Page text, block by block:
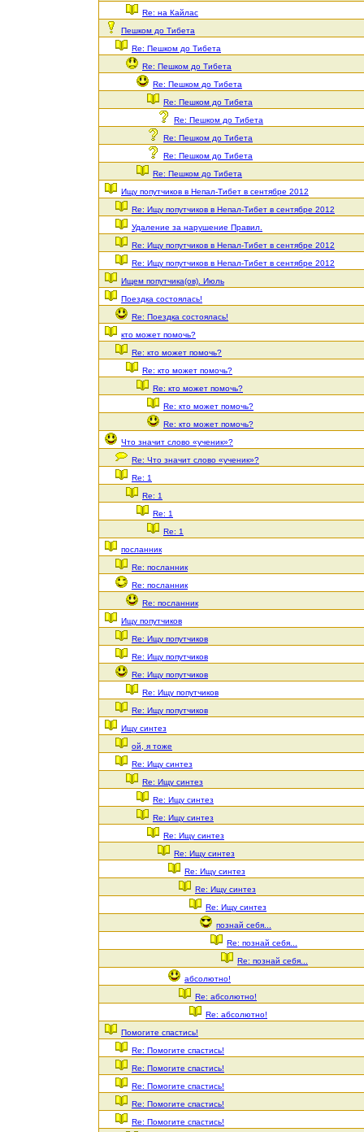
Re: на Кайлас
Пешком до Тибета
Re: Пешком до Тибета
Re: Пешком до Тибета
Re: Пешком до Тибета
Re: Пешком до Тибета
Re: Пешком до Тибета
Re: Пешком до Тибета
Re: Пешком до Тибета
Re: Пешком до Тибета
Ищу попутчиков в Непал-Тибет в сентябре 2012
Re: Ищу попутчиков в Непал-Тибет в сентябре 2012
Удаление за нарушение Правил.
Re: Ищу попутчиков в Непал-Тибет в сентябре 2012
Re: Ищу попутчиков в Непал-Тибет в сентябре 2012
Ищем попутчика(ов). Июль
Поездка состоялась!
Re: Поездка состоялась!
кто может помочь?
Re: кто может помочь?
Re: кто может помочь?
Re: кто может помочь?
Re: кто может помочь?
Re: кто может помочь?
Что значит слово «ученик»?
Re: Что значит слово «ученик»?
Re: 1
Re: 1
Re: 1
Re: 1
посланник
Re: посланник
Re: посланник
Re: посланник
Ищу попутчиков
Re: Ищу попутчиков
Re: Ищу попутчиков
Re: Ищу попутчиков
Re: Ищу попутчиков
Re: Ищу попутчиков
Ищу синтез
ой, я тоже
Re: Ищу синтез
Re: Ищу синтез
Re: Ищу синтез
Re: Ищу синтез
Re: Ищу синтез
Re: Ищу синтез
Re: Ищу синтез
Re: Ищу синтез
Re: Ищу синтез
познай себя...
Re: познай себя...
Re: познай себя...
абсолютно!
Re: абсолютно!
Re: абсолютно!
Помогите спастись!
Re: Помогите спастись!
Re: Помогите спастись!
Re: Помогите спастись!
Re: Помогите спастись!
Re: Помогите спастись!